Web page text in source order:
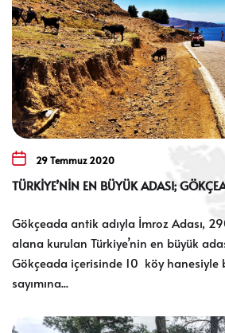
29 Temmuz 2020
TÜRKİYE’NİN EN BÜYÜK ADASI;
Gökçeada antik adıyla İmroz Adası,
alana kurulan Türkiye’nin en büyük
Gökçeada içerisinde 10 köy hanesiyle
sayımına...